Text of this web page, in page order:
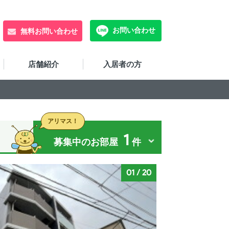
無料お問い合わせ お問い合わせ
店舗紹介 入居者の方
募集中のお部屋 1 件
アリマス！
01 /20